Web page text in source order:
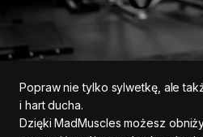
Popraw nie tylko sylwetkę, ale
i hart ducha.
Dzięki MadMuscles możesz